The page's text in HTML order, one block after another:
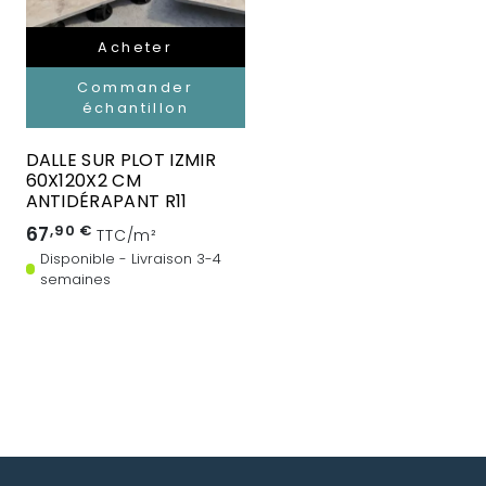
Acheter
Commander
échantillon
DALLE SUR PLOT IZMIR
60X120X2 CM
ANTIDÉRAPANT R11
67,90 € TTC/m²
Disponible - Livraison 3-4
semaines